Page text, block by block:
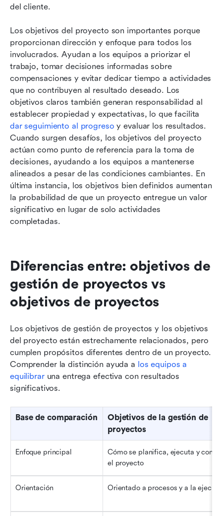
del cliente.
Los objetivos del proyecto son importantes porque
proporcionan dirección y enfoque para todos los
involucrados. Ayudan a los equipos a priorizar el
trabajo, tomar decisiones informadas sobre
compensaciones y evitar dedicar tiempo a actividades
que no contribuyen al resultado deseado. Los
objetivos claros también generan responsabilidad al
dar seguimiento al progreso y evaluar los resultados.
Cuando surgen desafíos, los objetivos del proyecto
actúan como punto de referencia para la toma de
decisiones, ayudando a los equipos a mantenerse
alineados a pesar de las condiciones cambiantes. En
última instancia, los objetivos bien definidos aumentan
la probabilidad de que un proyecto entregue un valor
significativo en lugar de solo actividades
completadas.
Diferencias entre: objetivos de
gestión de proyectos vs
objetivos de proyectos
Los objetivos de gestión de proyectos y los objetivos
del proyecto están estrechamente relacionados, pero
cumplen propósitos diferentes dentro de un proyecto.
Comprender la distinción ayuda a los equipos a
equilibrar una entrega efectiva con resultados
significativos.
Base de comparación
Objetivos de la gestión de
proyectos
Enfoque principal
Cómo se planifica, ejecuta y
el proyecto
Orientación Orientado a procesos y a la